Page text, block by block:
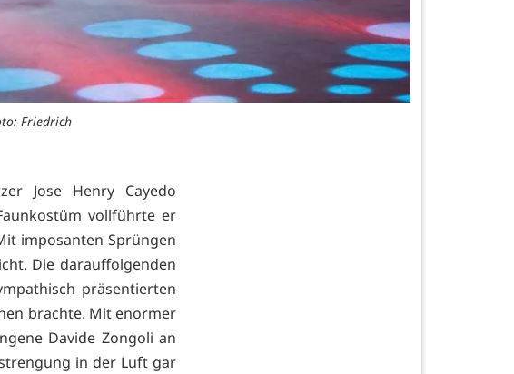
Friedrich
Jose Henry Cayedo
vollführte er
imposanten Sprüngen
Die darauffolgenden
präsentierten
brachte. Mit enormer
Davide Zongoli an
in der Luft gar